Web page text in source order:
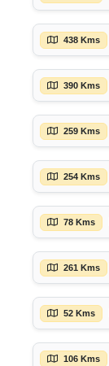
438 Kms
390 Kms
259 Kms
254 Kms
78 Kms
261 Kms
52 Kms
106 Kms